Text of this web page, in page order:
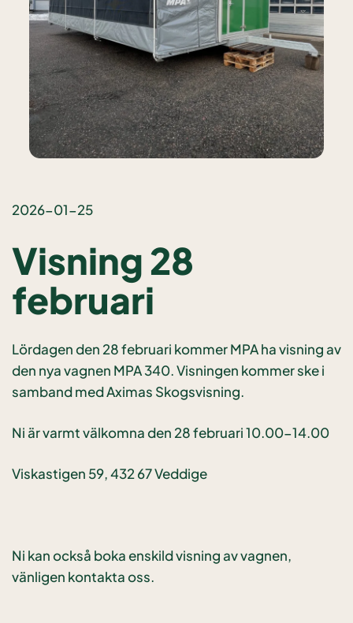
2026-01-25
Visning 28
februari
Lördagen den 28 februari kommer MPA ha visning av
den nya vagnen MPA 340. Visningen kommer ske i
samband med Aximas Skogsvisning.
Ni är varmt välkomna den 28 februari 10.00-14.00
Viskastigen 59, 432 67 Veddige
Ni kan också boka enskild visning av vagnen,
vänligen kontakta oss.